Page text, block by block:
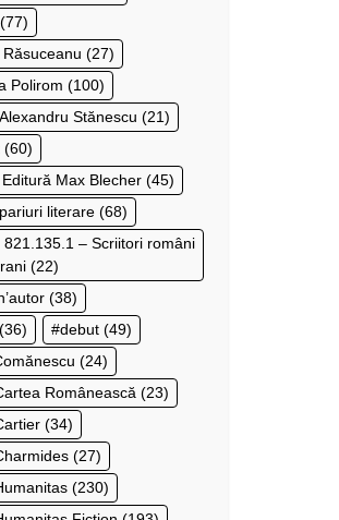
(77)
(27)
Polirom (100)
Stănescu (21)
(60)
Max Blecher (45)
literare (68)
821.135.1 – Scriitori români
(22)
(38)
(36) debut (49)
(24)
Românească (23)
(34)
(27)
(230)